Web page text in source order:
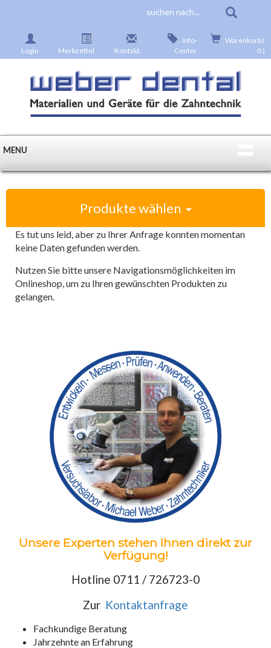
Login Merkzettel Kontakt
Info-
Center
Warenkorb (
0 )
MENU
Produkte wählen
Es tut uns leid, aber zu Ihrer Anfrage konnten momentan
keine Daten gefunden werden.
Nutzen Sie bitte unsere Navigationsmöglichkeiten im
Onlineshop, um zu Ihren gewünschten Produkten zu
gelangen.
Unsere Experten stehen Ihnen direkt zur
Verfügung!
Hotline 0711 / 726723-0
Zur Kontaktanfrage
Fachkundige Beratung
Jahrzehnte an Erfahrung